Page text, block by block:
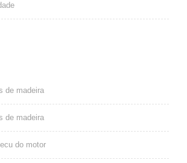
de madeira
de madeira
do motor